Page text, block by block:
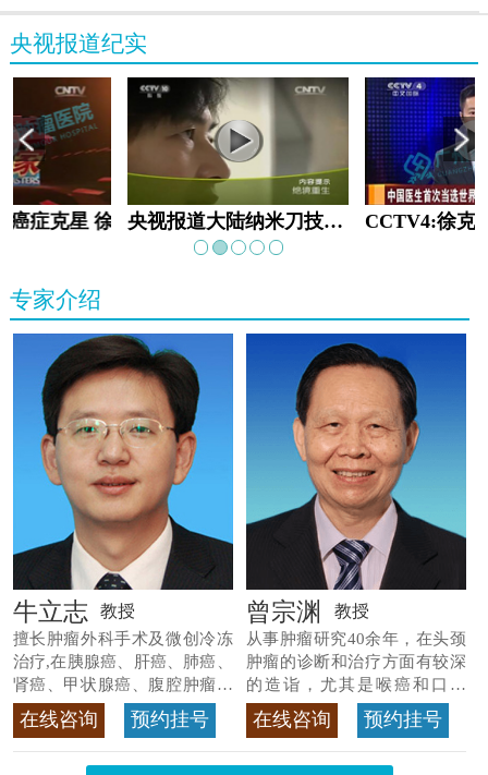
央视报道纪实
癌症克星 徐克成 央视报道大陆纳米刀技术手术：绝境重生
专家介绍
牛立志 教授
擅长肿瘤外科手术及微创冷冻
治疗,在胰腺癌、肝癌、肺癌、
肾癌、甲状腺癌、腹腔肿瘤等
>>查看专家详情
在线咨询 预约挂号
曾宗渊 教授
从事肿瘤研究40余年，在头颈
肿瘤的诊断和治疗方面有较深
的造诣，尤其是喉癌和口腔
癌，迄今仍是广东喉癌单病种
首席专家 >>查看专家详情
在线咨询 预约挂号